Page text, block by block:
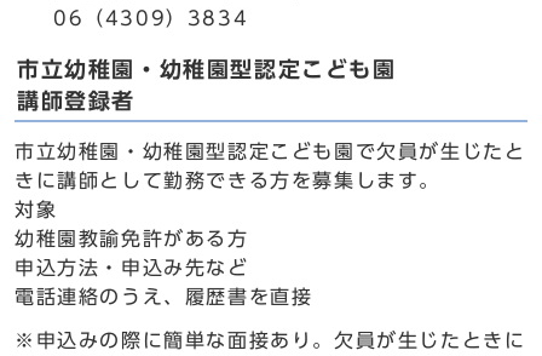
06（4309）3834
市立幼稚園・幼稚園型認定こども園
講師登録者
市立幼稚園・幼稚園型認定こども園で欠員が生じたと
きに講師として勤務できる方を募集します。
対象
幼稚園教諭免許がある方
申込方法・申込み先など
電話連絡のうえ、履歴書を直接
※申込みの際に簡単な面接あり。欠員が生じたときに